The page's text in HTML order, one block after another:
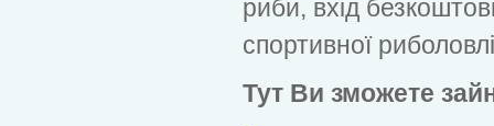
риби, вхід
спортивної
Тут Ви зможете